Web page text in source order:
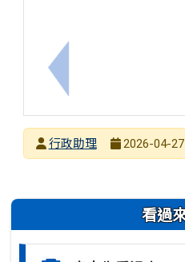
上一筆：【轉知】新
發布者
行政助理
2026-04-
左邊區域內容 看過